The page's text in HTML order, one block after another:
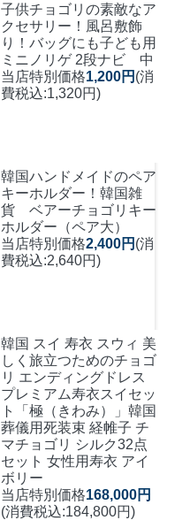
子供チョゴリの素敵なア
クセサリー！風呂敷飾
り！バッグにも子ども用
ミニノリゲ 2段ナビ 中
当店特別価格1,200円 (消
費税込:1,320円)
韓国ハンドメイドのペア
キーホルダー！ 韓国雑
貨 ベアーチョゴリキー
ホルダー（ペア大）
当店特別価格2,400円 (消
費税込:2,640円)
韓国 スイ 寿衣 スウィ 美
しく旅立つためのチョゴ
リ エンディングドレス
プレミアム寿衣スイセッ
ト「極（きわみ）」韓国
葬儀用死装束 経帷子 チ
マチョゴリ シルク32点
セット 女性用寿衣 アイ
ボリー
当店特別価格168,000円
(消費税込:184,800円)